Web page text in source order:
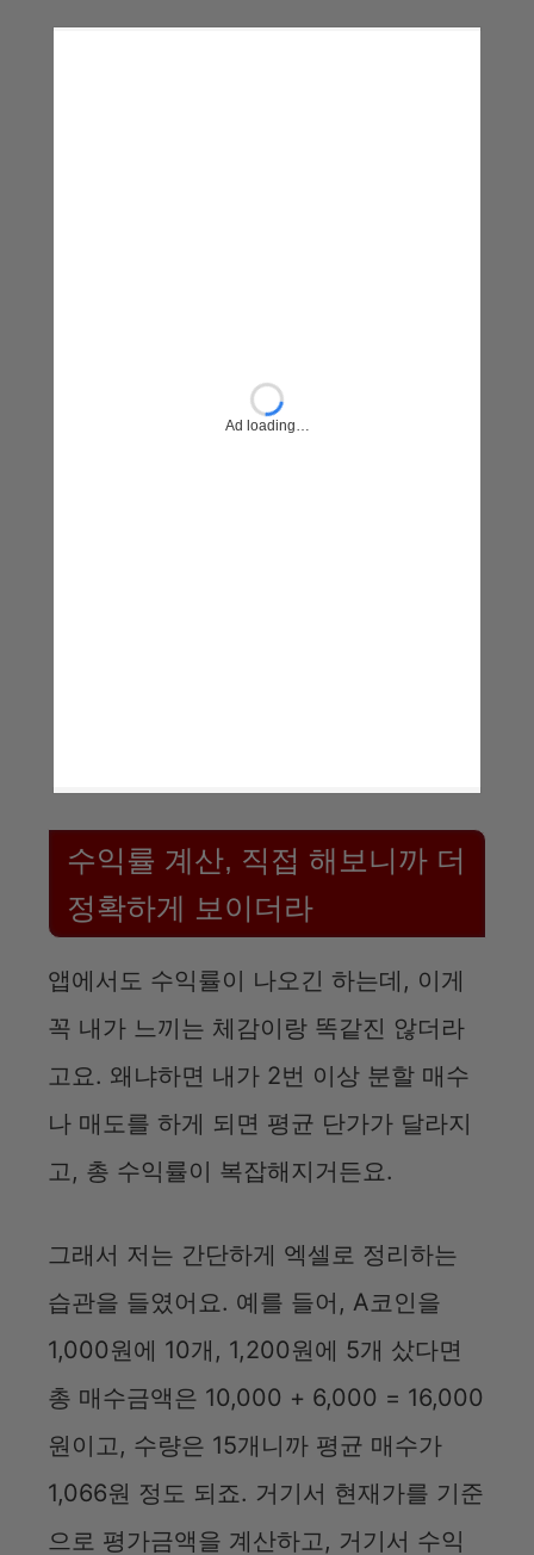
Ad loading…
수익률 계산, 직접 해보니까 더
정확하게 보이더라
앱에서도 수익률이 나오긴 하는데, 이게
꼭 내가 느끼는 체감이랑 똑같진 않더라
고요. 왜냐하면 내가 2번 이상 분할 매수
나 매도를 하게 되면 평균 단가가 달라지
고, 총 수익률이 복잡해지거든요.
그래서 저는 간단하게 엑셀로 정리하는
습관을 들였어요. 예를 들어, A코인을
1,000원에 10개, 1,200원에 5개 샀다면
총 매수금액은 10,000 + 6,000 = 16,000
원이고, 수량은 15개니까 평균 매수가
1,066원 정도 되죠. 거기서 현재가를 기준
으로 평가금액을 계산하고, 거기서 수익